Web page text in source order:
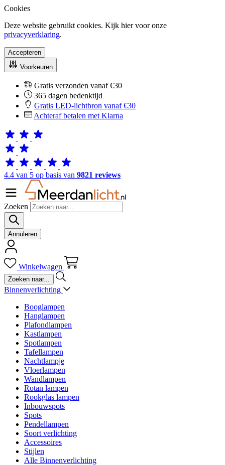
Cookies
Deze website gebruikt cookies. Kijk hier voor onze
privacyverklaring.
Accepteren
Voorkeuren
Gratis verzonden vanaf €30
365 dagen bedenktijd
Gratis LED-lichtbron vanaf €30
Achteraf betalen met Klarna
4.4 van 5 op basis van 9821 reviews
Zoeken
Annuleren
Winkelwagen
Binnenverlichting
Booglampen
Hanglampen
Plafondlampen
Kastlampen
Spotlampen
Tafellampen
Nachtlampje
Vloerlampen
Wandlampen
Rotan lampen
Rookglas lampen
Inbouwspots
Spots
Pendellampen
Soort verlichting
Accessoires
Stijlen
Alle Binnenverlichting